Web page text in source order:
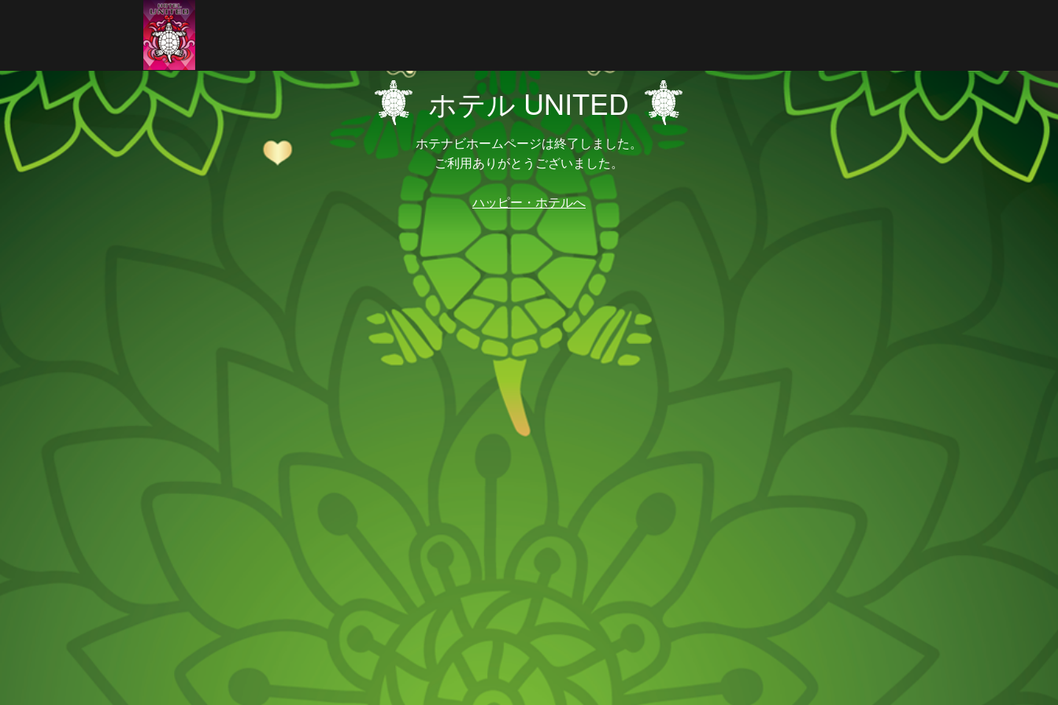
ホテル UNITED
ホテナビホームページは終了しました。
ご利用ありがとうございました。
ハッピー・ホテルへ